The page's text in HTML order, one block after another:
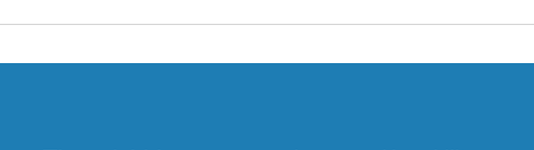
1/10